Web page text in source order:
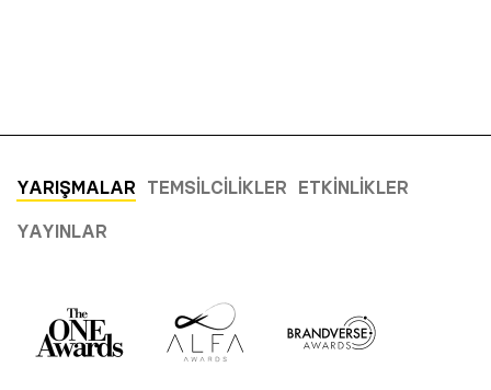
YARIŞMALAR TEMSILCILIKLER ETKINLIKLER
YAYINLAR